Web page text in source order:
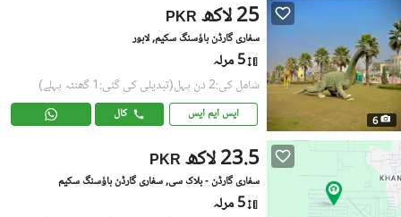
6
PKR 25 لاکھ
سفاری گارڈن ہاؤسنگ سکیم, لاہور
5 مرلہ
شامل کی:2 دن پہل (تبدیلی کی گئی:1 گھنٹہ پہلے)
ایس ایم ایس کال
PKR 23.5 لاکھ
سفاری گارڈن - بلاک سی, سفاری گارڈن ہاؤسنگ سکیم
5 مرلہ